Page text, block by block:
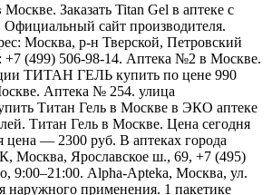
Заказать Titan Gel в аптеке с
Официальный сайт производителя.
Москва, р-н Тверской, Петровский
+7 (499) 506-98-14. Аптека №2 в Москве.
ТИТАН ГЕЛЬ купить по цене 990
Аптека № 254. улица
Титан Гель в Москве в ЭКО аптеке
Титан Гель в Москве. Цена сегодня
— 2300 руб. В аптеках города
Москва, Ярославское ш., 69, +7 (495)
9:00–21:00. Alpha-Apteka, Москва, ул.
наружного применения. 1 пакетике